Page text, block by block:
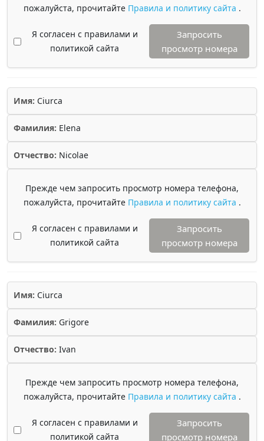
пожалуйста, прочитайте Правила и политику сайта .
Я согласен с правилами и
политикой сайта
Запросить
просмотр номера
Имя: Ciurca
Фамилия: Elena
Отчество: Nicolae
Прежде чем запросить просмотр номера телефона,
пожалуйста, прочитайте Правила и политику сайта .
Я согласен с правилами и
политикой сайта
Запросить
просмотр номера
Имя: Ciurca
Фамилия: Grigore
Отчество: Ivan
Прежде чем запросить просмотр номера телефона,
пожалуйста, прочитайте Правила и политику сайта .
Я согласен с правилами и
политикой сайта
Запросить
просмотр номера